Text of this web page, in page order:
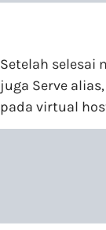
Setelah
juga Serve
pada virtual